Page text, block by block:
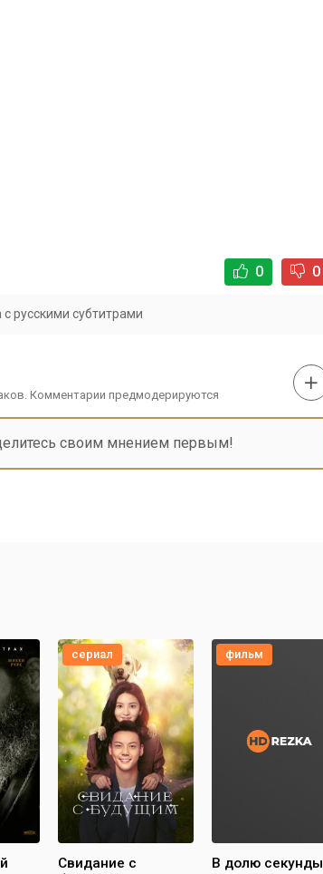
0 0
русскими субтитрами
Комментарии предмодерируются
своим мнением первым!
сериал
Свидание с
фильм
В долю секунды